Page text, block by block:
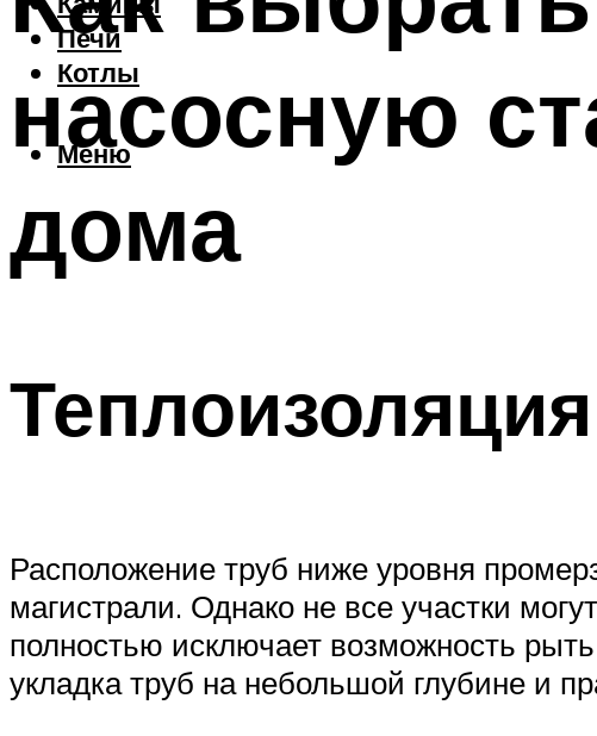
Печи
Котлы
Меню
насосную
дома
Расположение труб ниже уровня
магистрали. Однако не все участки
полностью исключает возможность
укладка труб на небольшой глубине и